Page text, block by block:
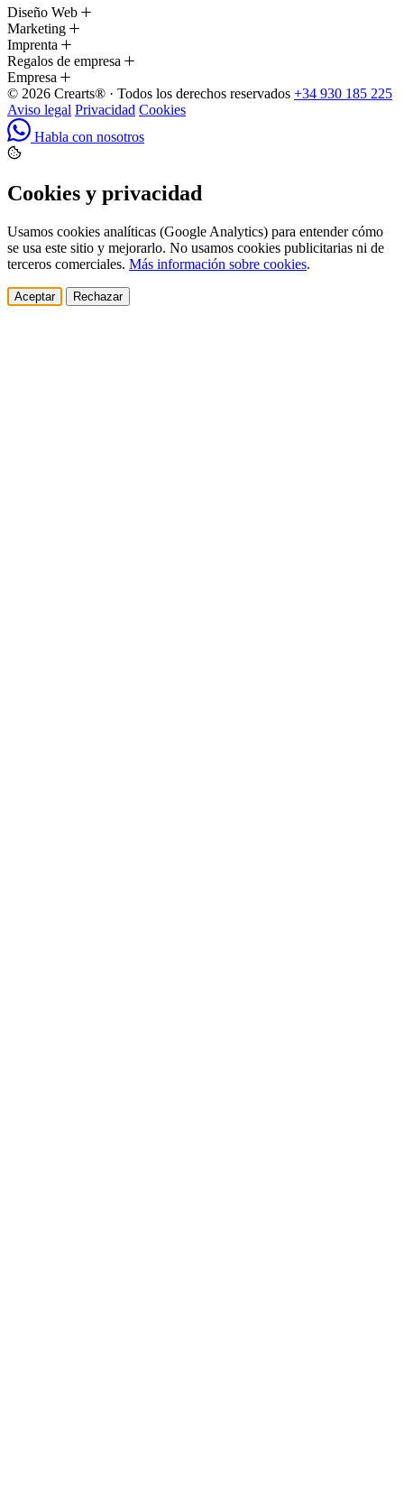
Diseño Web
Marketing
Imprenta
Regalos de empresa
Empresa
© 2026 Crearts® · Todos los derechos reservados +34 930 185 225
Aviso legal Privacidad Cookies
Habla con nosotros
Cookies y privacidad
Usamos cookies analíticas (Google Analytics) para entender cómo
se usa este sitio y mejorarlo. No usamos cookies publicitarias ni de
terceros comerciales. Más información sobre cookies.
Aceptar Rechazar